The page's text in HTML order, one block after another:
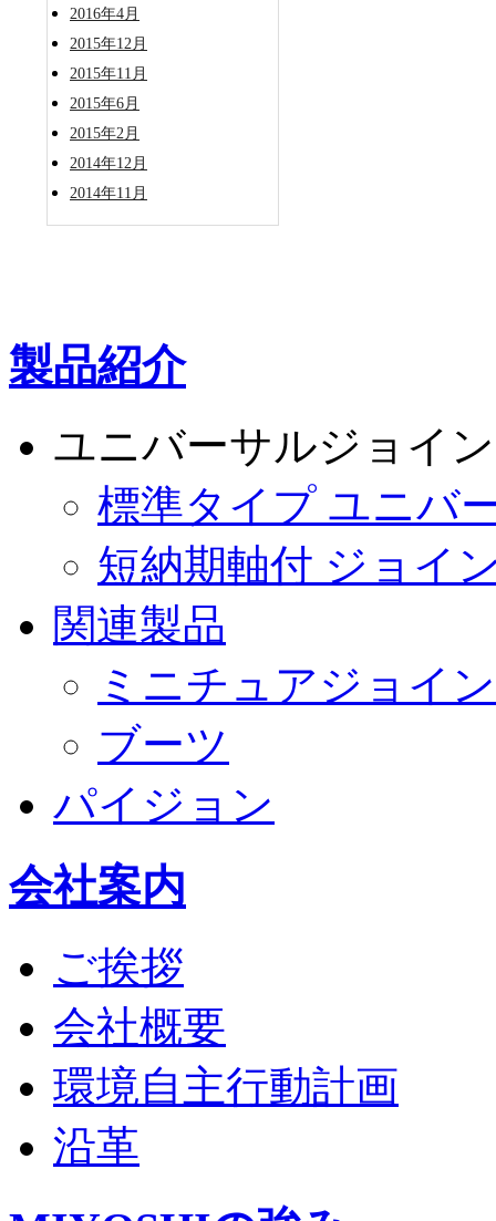
2016年4月
2015年12月
2015年11月
2015年6月
2015年2月
2014年12月
2014年11月
製品紹介
ユニバーサルジョイ
標準タイプ ユニバ
短納期軸付 ジョイ
関連製品
ミニチュアジョイ
ブーツ
パイジョン
会社案内
ご挨拶
会社概要
環境自主行動計画
沿革